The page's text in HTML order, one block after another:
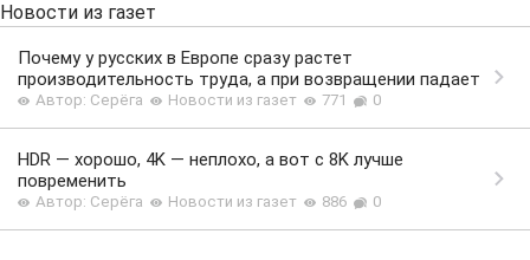
Новости из газет
Почему у русских в Европе сразу растет
производительность труда, а при возвращении падает
Автор: Серёга Новости из газет 771 0
HDR — хорошо, 4K — неплохо, а вот с 8K лучше
повременить
Автор: Серёга Новости из газет 886 0